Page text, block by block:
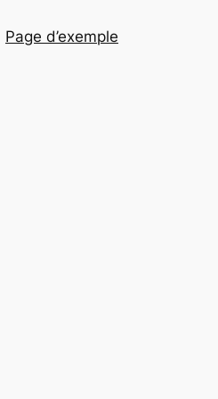
Page d’exemple